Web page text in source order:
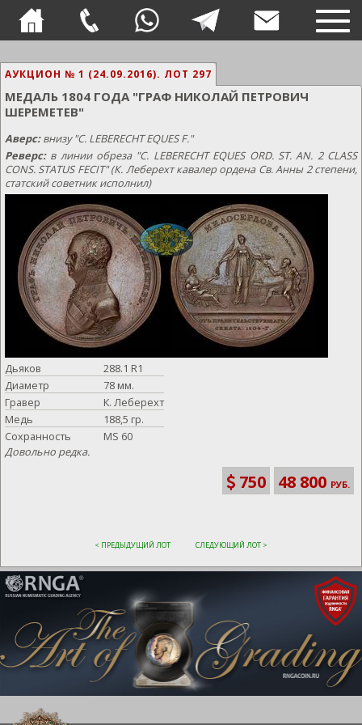
АУКЦИОН № 1 (24.09.2016). ЛОТ 297
МЕДАЛЬ 1804 ГОДА "ГРАФ НИКОЛАЙ ПЕТРОВИЧ
ШЕРЕМЕТЕВ"
Аверс:внизу "C. LEBERECHT EQUES F."
Реверс:в линии обреза "C. LEBERECHT EQUES ORD. ST. AN. 2 CLASS
CONS. STATUS FECIT" (К. Леберехт кавалер ордена Св. Анны 2 степени,
статский советник исполнил)
Дьяков
288.1 R1
Диаметр
78 мм.
Гравер
К. Леберехт
Медь
188,5 гр.
Сохранность
MS 60
Довольно редка.
750 48 800 РУБ.
< ПРЕДЫДУЩИЙ ЛОТ СЛЕДУЮЩИЙ ЛОТ >